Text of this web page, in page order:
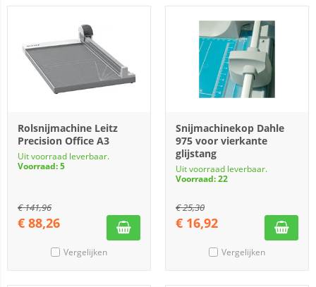
Rolsnijmachine Leitz
Precision Office A3
Uit voorraad leverbaar.
Voorraad: 5
€141,96
€ 88,26
Vergelijken
Snijmachinekop Dahle
975 voor vierkante
glijstang
Uit voorraad leverbaar.
Voorraad: 22
€25,30
€ 16,92
Vergelijken